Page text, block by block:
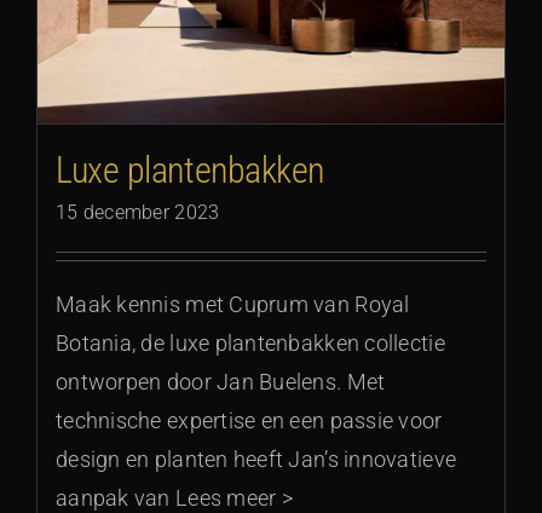
Luxe plantenbakken
15 december 2023
Maak kennis met Cuprum van Royal
Botania, de luxe plantenbakken collectie
ontworpen door Jan Buelens. Met
technische expertise en een passie voor
design en planten heeft Jan’s innovatieve
aanpak van Lees meer >